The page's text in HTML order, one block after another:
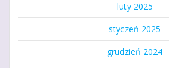
luty 2025
styczeń 2025
grudzień 2024